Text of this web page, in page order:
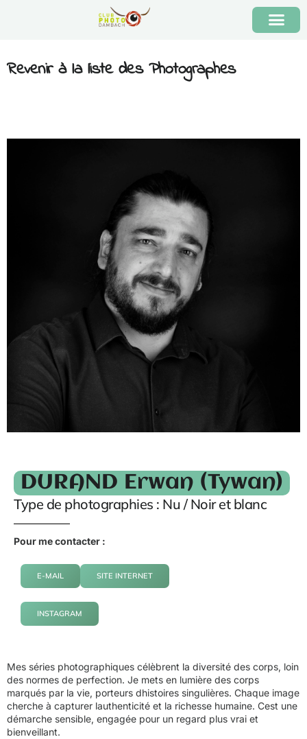
Revenir à la liste des Photographes
DURAND Erwan (Tywan)
Type de photographies : Nu / Noir et blanc
Pour me contacter :
E-MAIL SITE INTERNET
INSTAGRAM
Mes séries photographiques célèbrent la diversité des corps, loin
des normes de perfection. Je mets en lumière des corps
marqués par la vie, porteurs dhistoires singulières. Chaque image
cherche à capturer lauthenticité et la richesse humaine. Cest une
démarche sensible, engagée pour un regard plus vrai et
bienveillant.